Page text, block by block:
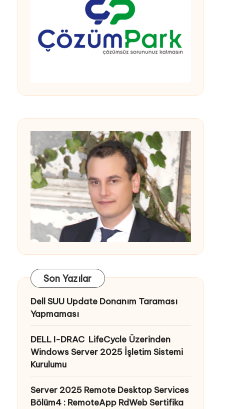
Son Yazılar
Dell SUU Update Donanım Taraması
Yapmaması
DELL I-DRAC LifeCycle Üzerinden
Windows Server 2025 İşletim Sistemi
Kurulumu
Server 2025 Remote Desktop Services
Bölüm4 : RemoteApp RdWeb Sertifika